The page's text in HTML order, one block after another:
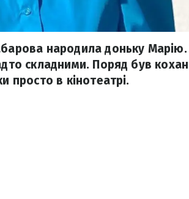
народила доньку Марію.
складними. Поряд був
просто в кінотеатрі.